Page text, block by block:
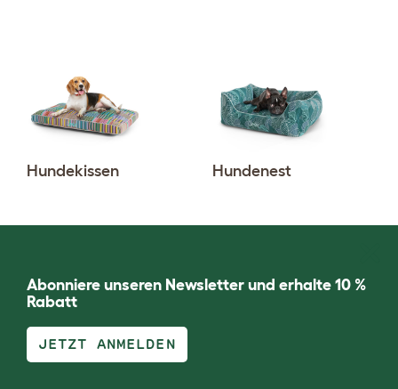
Hundekissen Hundenest
Abonniere unseren Newsletter und erhalte 10 %
Rabatt
JETZT ANMELDEN